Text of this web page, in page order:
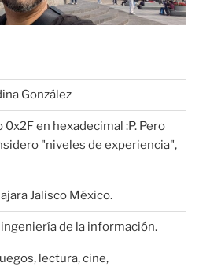
González
en hexadecimal :P. Pero
"niveles de experiencia",
Jalisco México.
de la información.
lectura, cine,